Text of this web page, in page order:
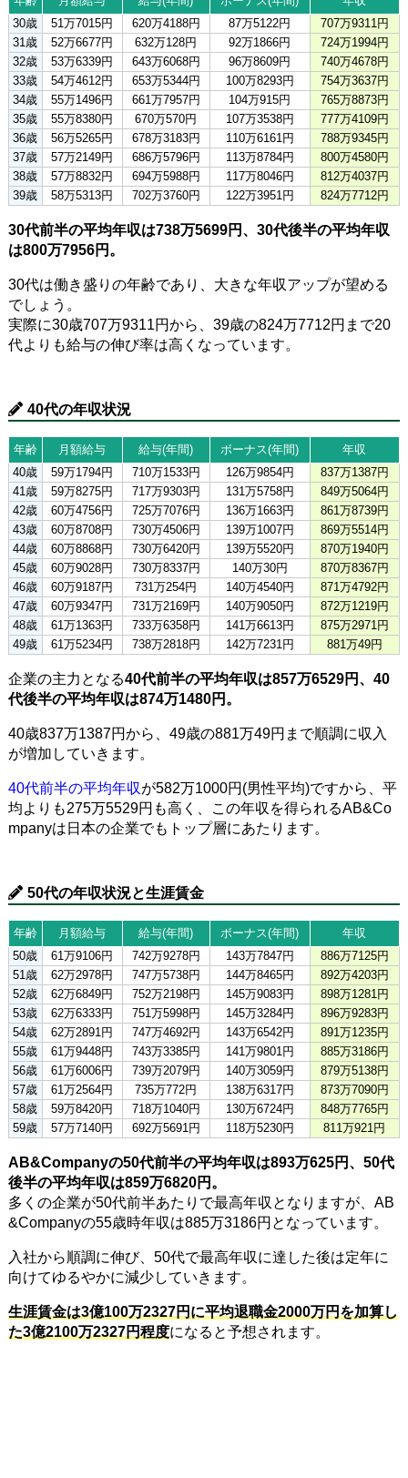
30歳
51万7015円 620万4188円 87万5122円
707万9311円
31歳
52万6677円 632万128円 92万1866円
724万1994円
32歳
53万6339円 643万6068円 96万8609円
740万4678円
33歳
54万4612円 653万5344円 100万8293円
754万3637円
34歳
55万1496円 661万7957円 104万915円
765万8873円
35歳
55万8380円 670万570円 107万3538円
777万4109円
36歳
56万5265円 678万3183円 110万6161円
788万9345円
37歳
57万2149円 686万5796円 113万8784円
800万4580円
38歳
57万8832円 694万5988円 117万8046円
812万4037円
39歳
58万5313円 702万3760円 122万3951円 824万7712円
30代前半の平均年収は738万5699円、30代後半の平均年収
は800万7956円。
30代は働き盛りの年齢であり、大きな年収アップが望める
でしょう。
実際に30歳707万9311円から、39歳の824万7712円まで20
代よりも給与の伸び率は高くなっています。
40代の年収状況
年齢 月額給与 給与(年間) ボーナス(年間)
年収
40歳
59万1794円 710万1533円 126万9854円
837万1387円
41歳
59万8275円 717万9303円 131万5758円
849万5064円
42歳
60万4756円 725万7076円 136万1663円
861万8739円
43歳
60万8708円 730万4506円 139万1007円
869万5514円
44歳
60万8868円 730万6420円 139万5520円
870万1940円
45歳
60万9028円 730万8337円 140万30円
870万8367円
46歳
60万9187円 731万254円 140万4540円
871万4792円
47歳
60万9347円 731万2169円 140万9050円
872万1219円
48歳
61万1363円 733万6358円 141万6613円
875万2971円
49歳
61万5234円 738万2818円 142万7231円 881万49円
企業の主力となる40代前半の平均年収は857万6529円、40
代後半の平均年収は874万1480円。
40歳837万1387円から、49歳の881万49円まで順調に収入
が増加していきます。
40代前半の平均年収が582万1000円(男性平均)ですから、平
均よりも275万5529円も高く、この年収を得られるAB&Co
mpanyは日本の企業でもトップ層にあたります。
50代の年収状況と生涯賃金
年齢 月額給与 給与(年間) ボーナス(年間)
年収
50歳
61万9106円 742万9278円 143万7847円
886万7125円
51歳
62万2978円 747万5738円 144万8465円
892万4203円
52歳
62万6849円 752万2198円 145万9083円
898万1281円
53歳
62万6333円 751万5998円 145万3284円
896万9283円
54歳
62万2891円 747万4692円 143万6542円
891万1235円
55歳
61万9448円 743万3385円 141万9801円
885万3186円
56歳
61万6006円 739万2079円 140万3059円
879万5138円
57歳
61万2564円 735万772円 138万6317円
873万7090円
58歳
59万8420円 718万1040円 130万6724円
848万7765円
59歳
57万7140円 692万5691円 118万5230円 811万921円
AB&Companyの50代前半の平均年収は893万625円、50代
後半の平均年収は859万6820円。
多くの企業が50代前半あたりで最高年収となりますが、AB
&Companyの55歳時年収は885万3186円となっています。
入社から順調に伸び、50代で最高年収に達した後は定年に
向けてゆるやかに減少していきます。
生涯賃金は3億100万2327円に平均退職金2000万円を加算し
た3億2100万2327円程度になると予想されます。